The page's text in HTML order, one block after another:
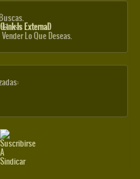
(link Is External)
Lo Que Deseas.